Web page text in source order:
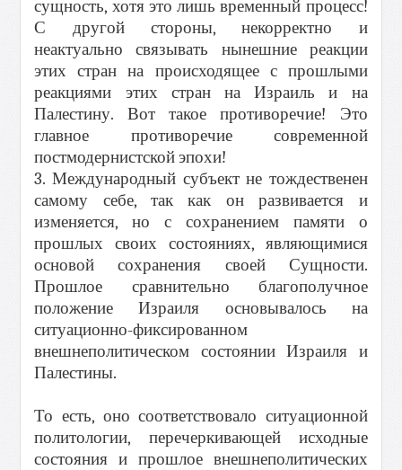
сущность, хотя это лишь временный процесс!
С другой стороны, некорректно и
неактуально связывать нынешние реакции
этих стран на происходящее с прошлыми
реакциями этих стран на Израиль и на
Палестину. Вот такое противоречие! Это
главное противоречие современной
постмодернистской эпохи!
3. Международный субъект не тождественен
самому себе, так как он развивается и
изменяется, но с сохранением памяти о
прошлых своих состояниях, являющимися
основой сохранения своей Сущности.
Прошлое сравнительно благополучное
положение Израиля основывалось на
ситуационно-фиксированном
внешнеполитическом состоянии Израиля и
Палестины.
То есть, оно соответствовало ситуационной
политологии, перечеркивающей исходные
состояния и прошлое внешнеполитических